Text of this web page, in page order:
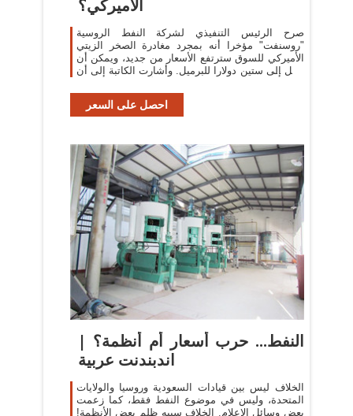
الأميركي؟
صرح الرئيس التنفيذي لشركة النفط الروسية
"روسنفت" مؤخرا أنه بمجرد مغادرة الصخر الزيتي
الأميركي للسوق سترتفع الأسعار من جديد، ويمكن أن
تصل إلى ستين دولارا للبرميل. وأشارت الكاتبة إلى أن
احصل على السعر
النفط... حرب أسعار أم أنظمة؟ |
اندبندنت عربية
الخلاف ليس بين قيادات السعودية وروسيا والولايات
المتحدة، وليس في موضوع النفط فقط، كما زعمت
بعض وسائل الإعلام. الخلاف سببه ظلم بعض الأنظمة!